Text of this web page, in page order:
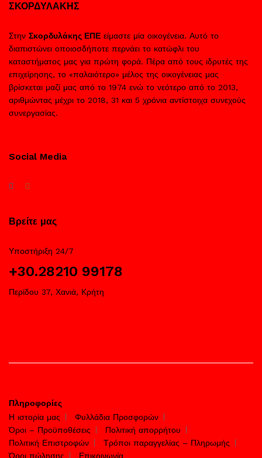
ΣΚΟΡΔΥΛΑΚΗΣ
Στην Σκορδυλάκης ΕΠΕ είμαστε μία οικογένεια. Αυτό το
διαπιστώνει οποιοσδήποτε περνάει το κατώφλι του
καταστήματος μας για πρώτη φορά. Πέρα από τους ιδρυτές της
επιχείρησης, το «παλαιότερο» μέλος της οικογένειας μας
βρίσκεται μαζί μας από το 1974 ενώ το νεότερο από το 2013,
αριθμώντας μέχρι το 2018, 31 και 5 χρόνια αντίστοιχα συνεχούς
συνεργασίας.
Social Media
Βρείτε μας
Υποστήριξη 24/7
+30.28210 99178
Περίδου 37, Χανιά, Κρήτη
Πληροφορίες
Η ιστορία μας
Φυλλάδια Προσφορών
Όροι – Προϋποθέσεις
Πολιτική απορρήτου
Πολιτική Επιστροφών
Τρόποι παραγγελίας – Πληρωμής
Όροι πώλησης
Επικοινωνία